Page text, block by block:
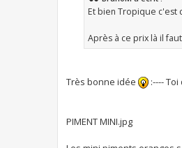
Et bien Tropique c'est
Après à ce prix là il
Très bonne idée :----
PIMENT MINI.jpg